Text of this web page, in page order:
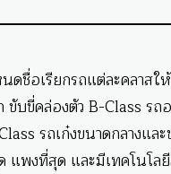
เรียกรถแต่ละคลาสให้
ขี่คล่องตัว B-Class รถ
รถเก๋งขนาดกลางแ
แพงที่สุด และมีเทคโน